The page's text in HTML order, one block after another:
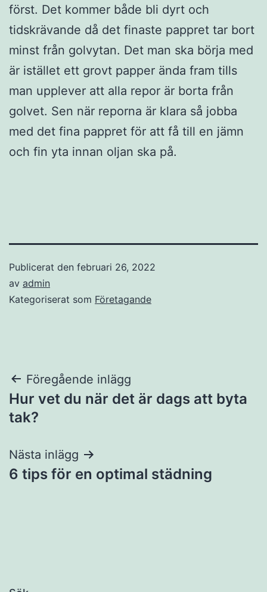
först. Det kommer både bli dyrt och
tidskrävande då det finaste pappret tar bort
minst från golvytan. Det man ska börja med
är istället ett grovt papper ända fram tills
man upplever att alla repor är borta från
golvet. Sen när reporna är klara så jobba
med det fina pappret för att få till en jämn
och fin yta innan oljan ska på.
Publicerat den februari 26, 2022
av admin
Kategoriserat som Företagande
Inläggsnavigering
Föregående inlägg
Hur vet du när det är dags att byta
tak?
Nästa inlägg
6 tips för en optimal städning